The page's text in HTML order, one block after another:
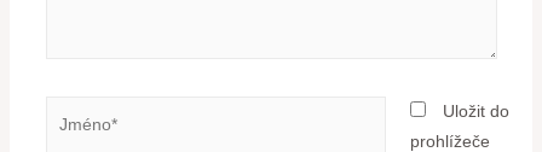
Uložit do
prohlížeče